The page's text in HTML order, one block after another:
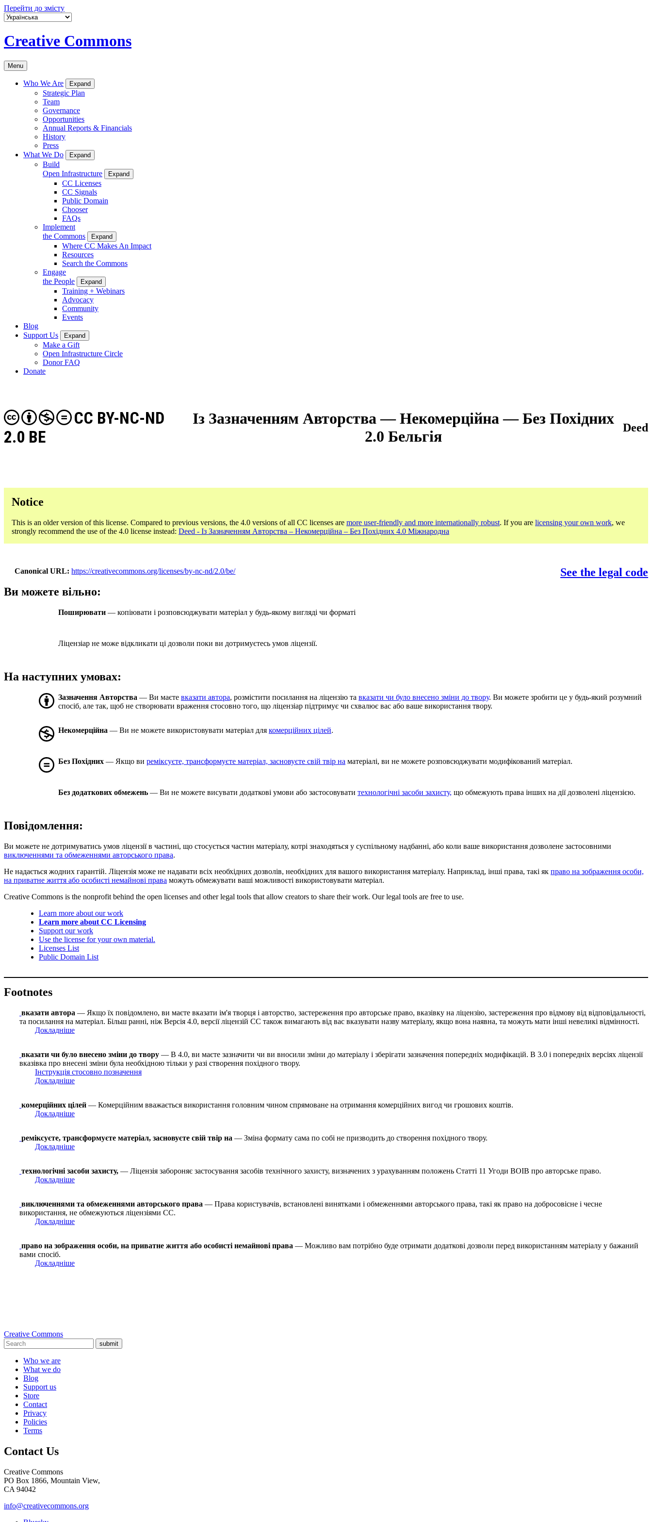
Перейти до змісту
Creative Commons
Menu
Who We Are Expand
Strategic Plan
Team
Governance
Opportunities
Annual Reports & Financials
History
Press
What We Do
Expand
Build
Open Infrastructure
Expand
CC Licenses
CC Signals
Public Domain
Chooser
FAQs
Implement
the Commons
Expand
Where CC Makes An Impact
Resources
Search the Commons
Engage
the People
Expand
Training + Webinars
Advocacy
Community
Events
Blog
Support Us
Expand
Make a Gift
Open Infrastructure Circle
Donor FAQ
Donate
Із Зазначенням Авторства — Некомерційна — Без Похідних
2.0 Бельгія
CC BY-NC-ND
2.0 BE
Deed
Notice
This is an older version of this license. Compared to previous versions, the 4.0 versions of all CC licenses are more user-friendly and more internationally robust. If you are licensing your own work, we
strongly recommend the use of the 4.0 license instead: Deed - Із Зазначенням Авторства – Некомерційна – Без Похідних 4.0 Міжнародна
Canonical URL https://creativecommons.org/licenses/by-nc-nd/2.0/be/
See the legal code
Ви можете вільно:
Поширювати — копіювати і розповсюджувати матеріал у будь-якому вигляді чи форматі
Ліцензіар не може відкликати ці дозволи поки ви дотримуєтесь умов ліцензії.
На наступних умовах:
Зазначення Авторства — Ви маєте вказати автора, розмістити посилання на ліцензію та вказати чи було внесено зміни до твору. Ви можете зробити це у будь-який розумний
спосіб, але так, щоб не створювати враження стосовно того, що ліцензіар підтримує чи схвалює вас або ваше використання твору.
Некомерційна — Ви не можете використовувати матеріал для комерційних цілей.
Без Похідних — Якщо ви реміксуєте, трансформуєте матеріал, засновуєте свій твір на матеріалі, ви не можете розповсюджувати модифікований матеріал.
Без додаткових обмежень — Ви не можете висувати додаткові умови або застосовувати технологічні засоби захисту, що обмежують права інших на дії дозволені ліцензією.
Повідомлення:
Ви можете не дотримуватись умов ліцензії в частині, що стосується частин матеріалу, котрі знаходяться у суспільному надбанні, або коли ваше використання дозволене застосовними
виключеннями та обмеженнями авторського права.
Не надається жодних гарантій. Ліцензія може не надавати всіх необхідних дозволів, необхідних для вашого використання матеріалу. Наприклад, інші права, такі як право на зображення особи,
на приватне життя або особисті немайнові права можуть обмежувати ваші можливості використовувати матеріал.
Creative Commons is the nonprofit behind the open licenses and other legal tools that allow creators to share their work. Our legal tools are free to use.
Learn more about our work
Learn more about CC Licensing
Support our work
Use the license for your own material.
Licenses List
Public Domain List
Footnotes
вказати автора — Якщо їх повідомлено, ви маєте вказати ім'я творця і авторство, застереження про авторське право, вказівку на ліцензію, застереження про відмову від відповідальності,
та посилання на матеріал. Більш ранні, ніж Версія 4.0, версії ліцензій CC також вимагають від вас вказувати назву матеріалу, якщо вона наявна, та можуть мати інші невеликі відмінності.
Докладніше
вказати чи було внесено зміни до твору — В 4.0, ви маєте зазначити чи ви вносили зміни до матеріалу і зберігати зазначення попередніх модифікацій. В 3.0 і попередніх версіях ліцензії
вказівка про внесені зміни була необхідною тільки у разі створення похідного твору.
Інструкція стосовно позначення
Докладніше
комерційних цілей — Комерційним вважається використання головним чином спрямоване на отримання комерційних вигод чи грошових коштів.
Докладніше
реміксуєте, трансформуєте матеріал, засновуєте свій твір на — Зміна формату сама по собі не призводить до створення похідного твору.
Докладніше
технологічні засоби захисту, — Ліцензія забороняє застосування засобів технічного захисту, визначених з урахуванням положень Статті 11 Угоди ВОІВ про авторське право.
Докладніше
виключеннями та обмеженнями авторського права — Права користувачів, встановлені винятками і обмеженнями авторського права, такі як право на добросовісне і чесне
використання, не обмежуються ліцензіями СС.
Докладніше
право на зображення особи, на приватне життя або особисті немайнові права — Можливо вам потрібно буде отримати додаткові дозволи перед використанням матеріалу у бажаний
вами спосіб.
Докладніше
Creative Commons
submit
Who we are
What we do
Blog
Support us
Store
Contact
Privacy
Policies
Terms
Contact Us
Creative Commons
PO Box 1866, Mountain View,
CA 94042
info@creativecommons.org